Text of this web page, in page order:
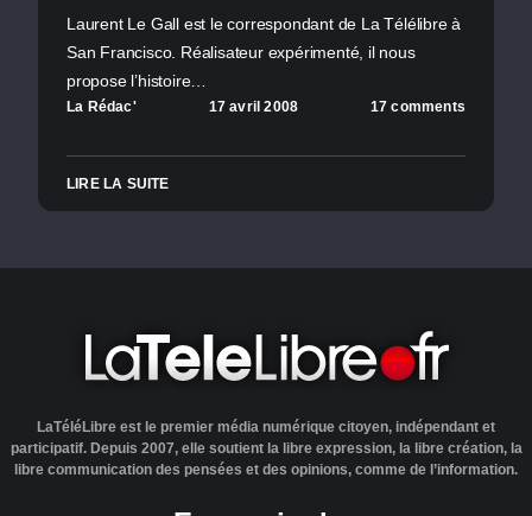
Laurent Le Gall est le correspondant de La Télélibre à
San Francisco. Réalisateur expérimenté, il nous
propose l’histoire…
La Rédac' 17 avril 2008 17 comments
LIRE LA SUITE
LaTéléLibre est le premier média numérique citoyen, indépendant et
participatif. Depuis 2007, elle soutient la libre expression, la libre création, la
libre communication des pensées et des opinions, comme de l’information.